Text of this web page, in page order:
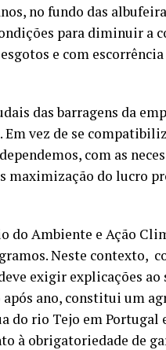
no fundo das
para diminuir a
e com escorrência
das barragens da
vez de se
com as
maximização do lucro
Ambiente e Ação
Neste contexto,
exigir explicações ao
ano, constitui um
do rio Tejo em Portugal
à obrigatoriedade de